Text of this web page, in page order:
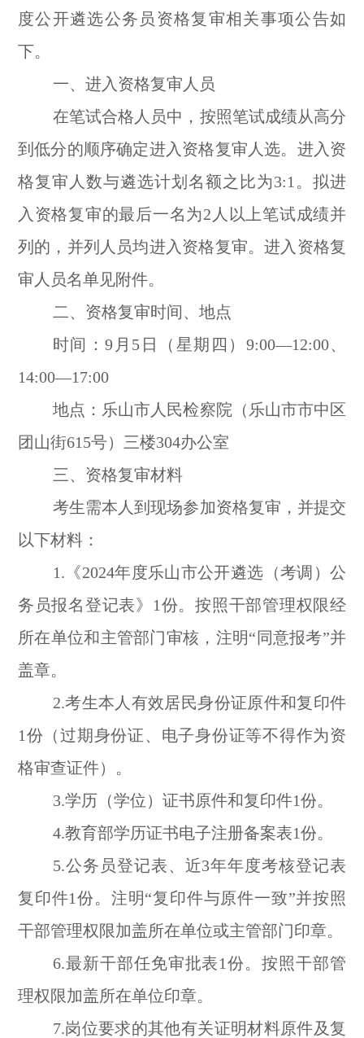
度公开遴选公务员资格复审相关事项公告如
下。
一、进入资格复审人员
在笔试合格人员中，按照笔试成绩从高分
到低分的顺序确定进入资格复审人选。进入资
格复审人数与遴选计划名额之比为3:1。拟进
入资格复审的最后一名为2人以上笔试成绩并
列的，并列人员均进入资格复审。进入资格复
审人员名单见附件。
二、资格复审时间、地点
时间：9月5日（星期四）9:00—12:00、
14:00—17:00
地点：乐山市人民检察院（乐山市市中区
团山街615号）三楼304办公室
三、资格复审材料
考生需本人到现场参加资格复审，并提交
以下材料：
1.《2024年度乐山市公开遴选（考调）公
务员报名登记表》1份。按照干部管理权限经
所在单位和主管部门审核，注明“同意报考”并
盖章。
2.考生本人有效居民身份证原件和复印件
1份（过期身份证、电子身份证等不得作为资
格审查证件）。
3.学历（学位）证书原件和复印件1份。
4.教育部学历证书电子注册备案表1份。
5.公务员登记表、近3年年度考核登记表
复印件1份。注明“复印件与原件一致”并按照
干部管理权限加盖所在单位或主管部门印章。
6.最新干部任免审批表1份。按照干部管
理权限加盖所在单位印章。
7.岗位要求的其他有关证明材料原件及复